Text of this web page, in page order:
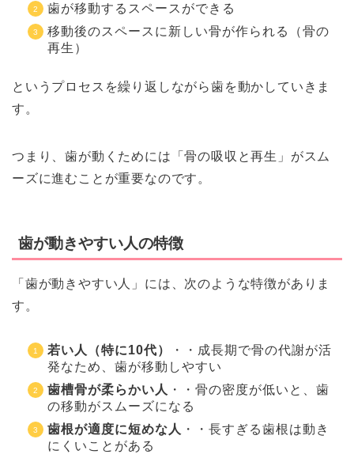
歯が移動するスペースができる
移動後のスペースに新しい骨が作られる（骨の
再生）
というプロセスを繰り返しながら歯を動かしていきま
す。
つまり、歯が動くためには「骨の吸収と再生」がスム
ーズに進むことが重要なのです。
歯が動きやすい人の特徴
「歯が動きやすい人」には、次のような特徴がありま
す。
若い人（特に10代）
・・成長期で骨の代謝が活
発なため、歯が移動しやすい
歯槽骨が柔らかい人 ・・骨の密度が低いと、歯
の移動がスムーズになる
歯根が適度に短めな人 ・・長すぎる歯根は動き
にくいことがある